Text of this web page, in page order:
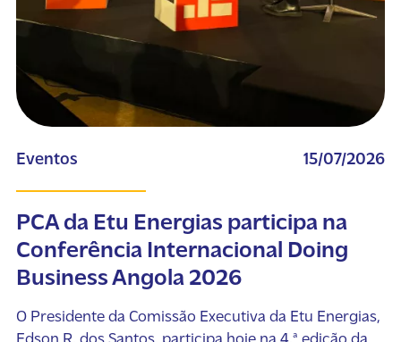
Eventos 15/07/2026
PCA da Etu Energias participa na
Conferência Internacional Doing
Business Angola 2026
O Presidente da Comissão Executiva da Etu Energias,